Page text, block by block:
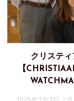
クリステ
【